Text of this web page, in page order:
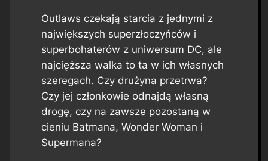
Outlaws czekają starcia z jednymi z
największych superzłoczyńców i
superbohaterów z uniwersum DC, ale
najcięższa walka to ta w ich własnych
szeregach. Czy drużyna przetrwa?
Czy jej członkowie odnajdą własną
drogę, czy na zawsze pozostaną w
cieniu Batmana, Wonder Woman i
Supermana?